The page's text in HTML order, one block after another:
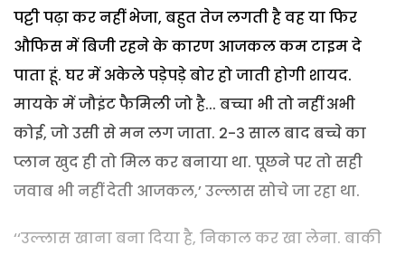
पट्टी पढ़ा कर नहीं भेजा, बहुत तेज लगती है वह या फिर
औफिस में बिजी रहने के कारण आजकल कम टाइम दे
पाता हूं. घर में अकेले पड़ेपड़े बोर हो जाती होगी शायद.
मायके में जौइंट फैमिली जो है... बच्चा भी तो नहीं अभी
कोई, जो उसी से मन लग जाता. 2-3 साल बाद बच्चे का
प्लान खुद ही तो मिल कर बनाया था. पूछने पर तो सही
जवाब भी नहीं देती आजकल,’ उल्लास सोचे जा रहा था.
‘‘उल्लास खाना बना दिया है, निकाल कर खा लेना. बाकी